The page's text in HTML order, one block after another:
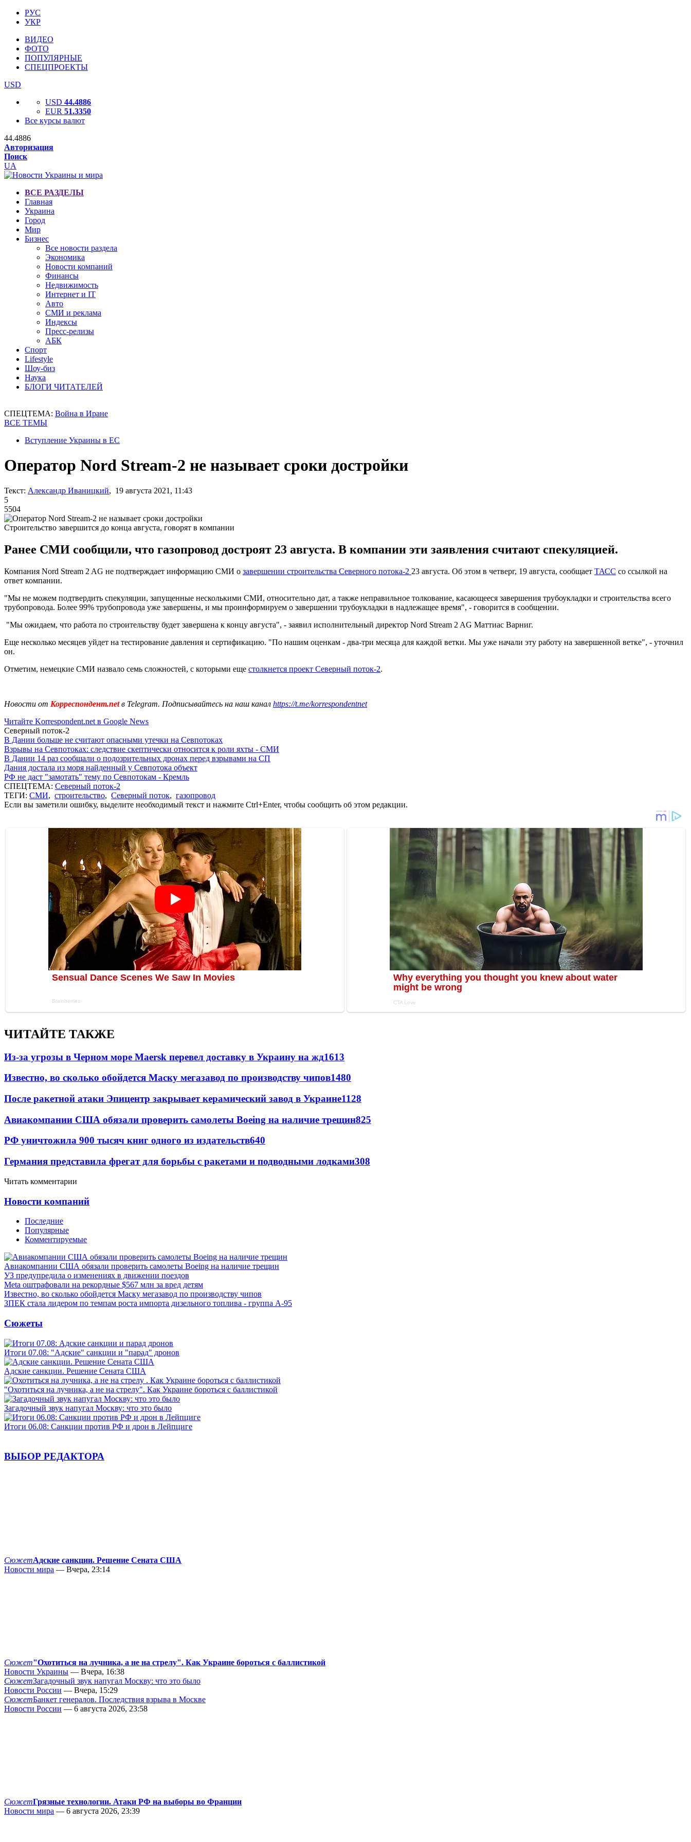
РУС
УКР
ВИДЕО
ФОТО
ПОПУЛЯРНЫЕ
СПЕЦПРОЕКТЫ
USD
USD 44.4886
EUR 51.3350
Все курсы валют
44.4886
Авторизация
Поиск
UA
ВСЕ РАЗДЕЛЫ
Главная
Украина
Город
Мир
Бизнес
Все новости раздела
Экономика
Новости компаний
Финансы
Недвижимость
Интернет и IT
Авто
СМИ и реклама
Индексы
Пресс-релизы
АБК
Спорт
Lifestyle
Шоу-биз
Наука
БЛОГИ ЧИТАТЕЛЕЙ
СПЕЦТЕМА: Война в Иране
ВСЕ ТЕМЫ
Вступление Украины в ЕС
Оператор Nord Stream-2 не называет сроки достройки
Текст: Александр Иваницкий, 19 августа 2021, 11:43
5
5504
Строительство завершится до конца августа, говорят в компании
Ранее СМИ сообщили, что газопровод достроят 23 августа. В компании эти заявления считают спекуляцией.
Компания Nord Stream 2 AG не подтверждает информацию СМИ о завершении строительства Северного потока-2 23 августа. Об этом в четверг, 19 августа, сообщает ТАСС со ссылкой на
ответ компании.
"Мы не можем подтвердить спекуляции, запущенные несколькими СМИ, относительно дат, а также неправильное толкование, касающееся завершения трубоукладки и строительства всего
трубопровода. Более 99% трубопровода уже завершены, и мы проинформируем о завершении трубоукладки в надлежащее время", - говорится в сообщении.
"Мы ожидаем, что работа по строительству будет завершена к концу августа", - заявил исполнительный директор Nord Stream 2 AG Маттиас Варниг.
Еще несколько месяцев уйдет на тестирование давления и сертификацию. "По нашим оценкам - два-три месяца для каждой ветки. Мы уже начали эту работу на завершенной ветке", - уточнил
он.
Отметим, немецкие СМИ назвало семь сложностей, с которыми еще столкнется проект Северный поток-2.
Новости от Корреспондент.netв Telegram. Подписывайтесь на наш канал https://t.me/korrespondentnet
Читайте Korrespondent.net в Google News
Северный поток-2
В Дании больше не считают опасными утечки на Севпотоках
Взрывы на Севпотоках: следствие скептически относится к роли яхты - СМИ
В Дании 14 раз сообщали о подозрительных дронах перед взрывами на СП
Дания достала из моря найденный у Севпотока объект
РФ не даст "замотать" тему по Севпотокам - Кремль
СПЕЦТЕМА: Северный поток-2
ТЕГИ: СМИ, строительство, Северный поток, газопровод
Если вы заметили ошибку, выделите необходимый текст и нажмите Ctrl+Enter, чтобы сообщить об этом редакции.
ЧИТАЙТЕ ТАКЖЕ
Из-за угрозы в Черном море Maersk перевел доставку в Украину на жд1613
Известно, во сколько обойдется Маску мегазавод по производству чипов1480
После ракетной атаки Эпицентр закрывает керамический завод в Украине1128
Авиакомпании США обязали проверить самолеты Boeing на наличие трещин825
РФ уничтожила 900 тысяч книг одного из издательств640
Германия представила фрегат для борьбы с ракетами и подводными лодками308
Читать комментарии
Новости компаний
Последние
Популярные
Комментируемые
Авиакомпании США обязали проверить самолеты Boeing на наличие трещин
УЗ предупредила о изменениях в движении поездов
Meta оштрафовали на рекордные $567 млн за вред детям
Известно, во сколько обойдется Маску мегазавод по производству чипов
ЗПЕК стала лидером по темпам роста импорта дизельного топлива - группа А-95
Сюжеты
Итоги 07.08: "Адские" санкции и "парад" дронов
Адские санкции. Решение Сената США
"Охотиться на лучника, а не на стрелу". Как Украине бороться с баллистикой
Загадочный звук напугал Москву: что это было
Итоги 06.08: Санкции против РФ и дрон в Лейпциге
ВЫБОР РЕДАКТОРА
СюжетАдские санкции. Решение Сената США
Новости мира — Вчера, 23:14
Сюжет"Охотиться на лучника, а не на стрелу". Как Украине бороться с баллистикой
Новости Украины — Вчера, 16:38
СюжетЗагадочный звук напугал Москву: что это было
Новости России — Вчера, 15:29
СюжетБанкет генералов. Последствия взрыва в Москве
Новости России — 6 августа 2026, 23:58
СюжетГрязные технологии. Атаки РФ на выборы во Франции
Новости мира — 6 августа 2026, 23:39